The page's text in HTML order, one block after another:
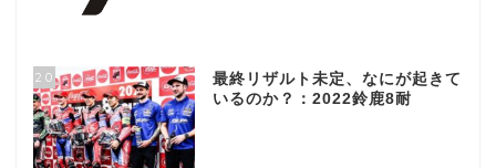
20
最終リザルト未定、なにが起きて
いるのか？：2022鈴鹿8耐